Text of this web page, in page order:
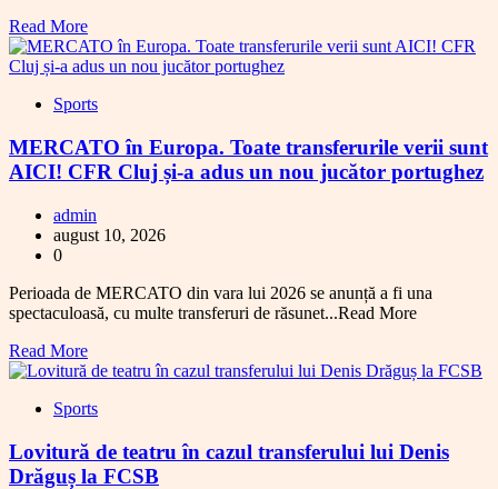
Read More
Sports
MERCATO în Europa. Toate transferurile verii sunt
AICI! CFR Cluj și-a adus un nou jucător portughez
admin
august 10, 2026
0
Perioada de MERCATO din vara lui 2026 se anunță a fi una
spectaculoasă, cu multe transferuri de răsunet...Read More
Read More
Sports
Lovitură de teatru în cazul transferului lui Denis
Drăguș la FCSB